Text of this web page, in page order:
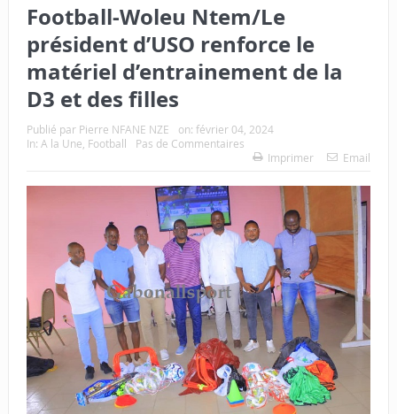
Football-Woleu Ntem/Le
président d’USO renforce le
matériel d’entrainement de la
D3 et des filles
Publié par Pierre NFANE NZE on: février 04, 2024
In: A la Une Football
Pas de Commentaires
Imprimer
Email